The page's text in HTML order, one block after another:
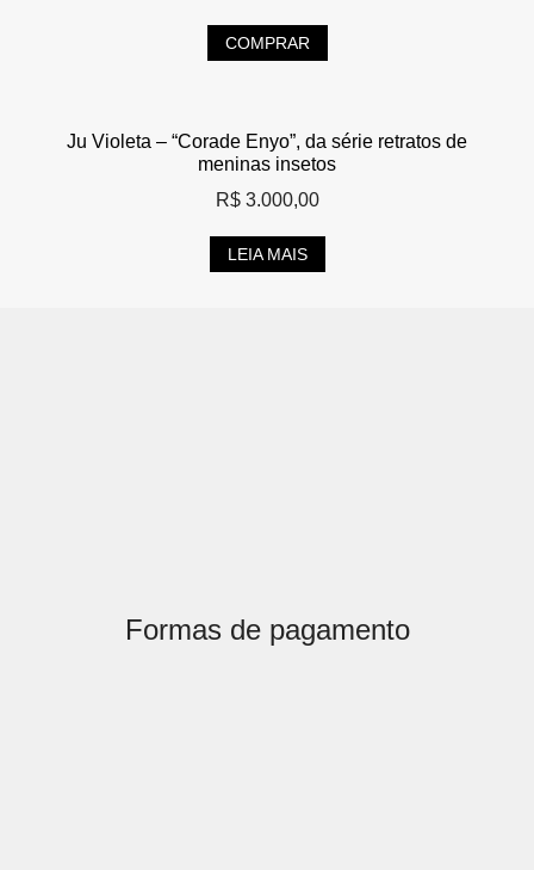
COMPRAR
Ju Violeta – “Corade Enyo”, da série retratos de
meninas insetos
R$3.000,00
LEIA MAIS
Formas de pagamento